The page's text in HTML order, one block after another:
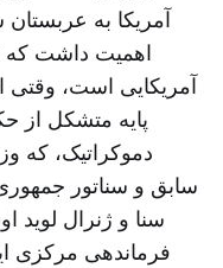
آمریکا به عربستان
اهمیت داشت که
آمریکایی است، وقتی
پایه متشکل از
دموکراتیک، که
سابق و سناتور
سنا و ژنرال لوید
فرماندهی مرکزی